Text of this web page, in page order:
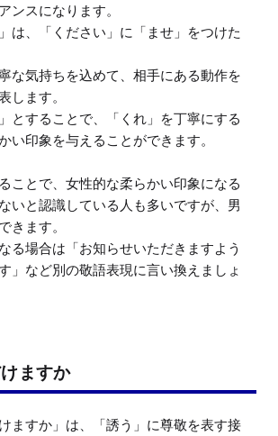
ンスになります。
は、「ください」に「ませ」をつけた
な気持ちを込めて、相手にある動作を
します。
とすることで、「くれ」を丁寧にする
い印象を与えることができます。
ことで、女性的な柔らかい印象になる
いと認識している人も多いですが、男
きます。
る場合は「お知らせいただきますよう
」など別の敬語表現に言い換えましょ
ますか
ますか」は、「誘う」に尊敬を表す接